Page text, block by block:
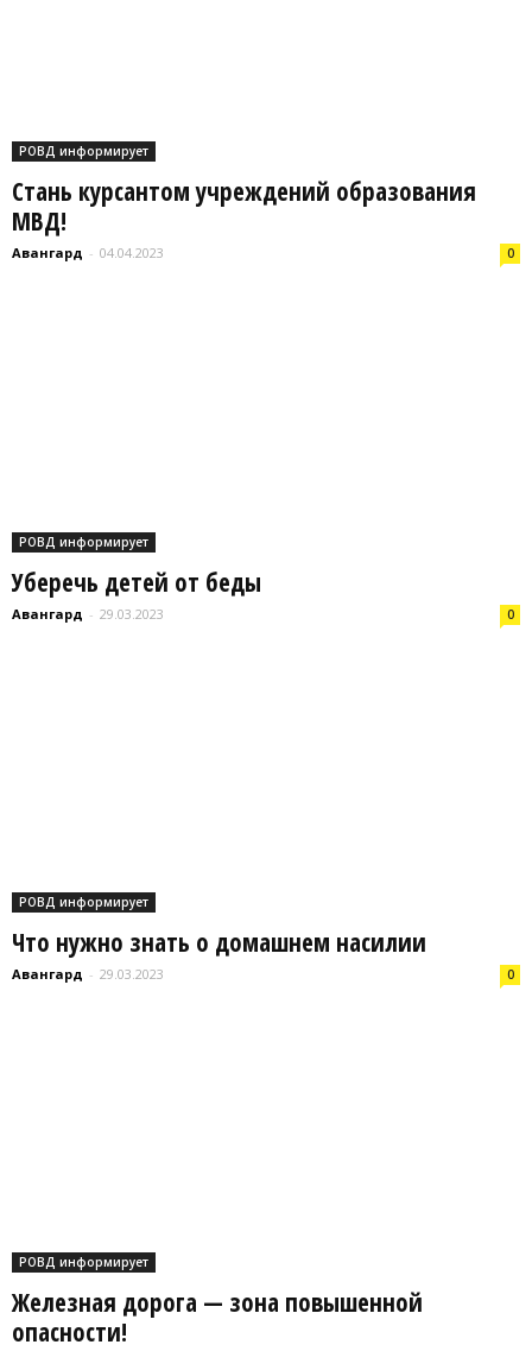
РОВД информирует
Стань курсантом учреждений образования
МВД!
Авангард - 04.04.2023 0
РОВД информирует
Уберечь детей от беды
Авангард - 29.03.2023 0
РОВД информирует
Что нужно знать о домашнем насилии
Авангард - 29.03.2023 0
РОВД информирует
Железная дорога — зона повышенной
опасности!